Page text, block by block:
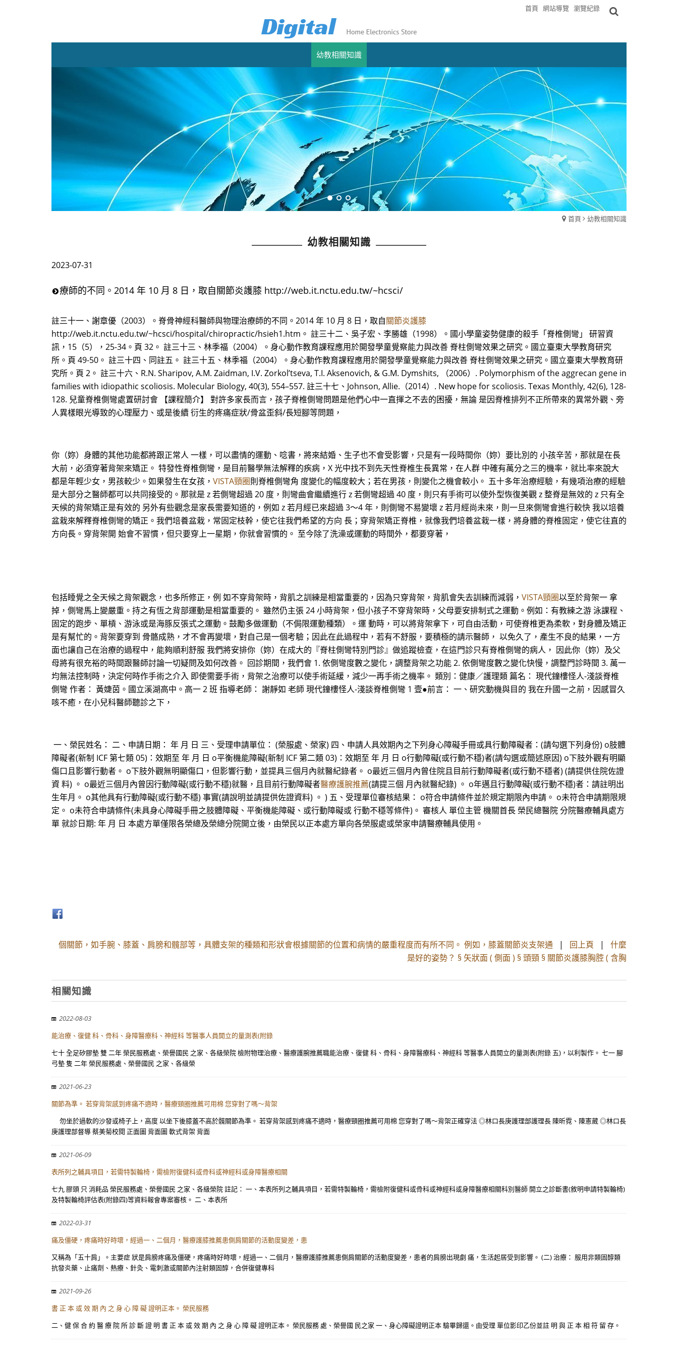
首頁 網站導覽 瀏覽紀錄
幼教相關知識
首頁 幼教相關知識
幼教相關知識
2023-07-31
療師的不同。2014 年 10 月 8 日，取自關節炎護膝 http://web.it.nctu.edu.tw/~hcsci/
註三十一、謝章優（2003）。脊骨神經科醫師與物理治療師的不同。2014 年 10 月 8 日，取自關節炎護膝
http://web.it.nctu.edu.tw/~hcsci/hospital/chiropractic/hsieh1.htm。 註三十二、吳子宏、李勝雄（1998）。國小學童姿勢健康的殺手「脊椎側彎」 研習資
訊，15（5），25-34。頁 32。 註三十三、林季福（2004）。身心動作教育課程應用於開發學童覺察能力與改善 脊柱側彎效果之研究。國立臺東大學教育研究
所。頁 49-50。 註三十四、同註五。 註三十五、林季福（2004）。身心動作教育課程應用於開發學童覺察能力與改善 脊柱側彎效果之研究。國立臺東大學教育研
究所。頁 2。 註三十六、R.N. Sharipov, A.M. Zaidman, I.V. Zorkol’tseva, T.I. Aksenovich, & G.M. Dymshits, （2006）. Polymorphism of the aggrecan gene in
families with idiopathic scoliosis. Molecular Biology, 40(3), 554–557. 註三十七、Johnson, Allie.（2014）. New hope for scoliosis. Texas Monthly, 42(6), 128-
128. 兒童脊椎側彎處置研討會 【課程簡介】 對許多家長而言，孩子脊椎側彎問題是他們心中一直揮之不去的困擾，無論 是因脊椎排列不正所帶來的異常外觀、旁
人異樣眼光導致的心理壓力、或是後續 衍生的疼痛症狀/骨盆歪斜/長短腳等問題，
你（妳）身體的其他功能都將跟正常人 一樣，可以盡情的運動、唸書，將來結婚、生子也不會受影響，只是有一段時間你（妳）要比別的 小孩辛苦，那就是在長
大前，必須穿著背架來矯正。 特發性脊椎側彎，是目前醫學無法解釋的疾病，X 光中找不到先天性脊椎生長異常，在人群 中確有萬分之三的機率，就比率來說大
都是年輕少女，男孩較少。如果發生在女孩， VISTA頸圈則脊椎側彎角 度變化的幅度較大；若在男孩，則變化之機會較小。 五十多年治療經驗，有幾項治療的經驗
是大部分之醫師都可以共同接受的。那就是 z 若側彎超過 20 度，則彎曲會繼續進行 z 若側彎超過 40 度，則只有手術可以使外型恢復美觀 z 整脊是無效的 z 只有全
天候的背架矯正是有效的 另外有些觀念是家長需要知道的，例如 z 若月經已來超過 3～4 年，則側彎不易變壞 z 若月經尚未來，則一旦來側彎會進行較快 我以培養
盆栽來解釋脊椎側彎的矯正。我們培養盆栽，常固定枝幹，使它往我們希望的方向 長；穿背架矯正脊椎，就像我們培養盆栽一樣，將身體的脊椎固定，使它往直的
方向長。穿背架開 始會不習慣，但只要穿上一星期，你就會習慣的。 至今除了洗澡或運動的時間外，都要穿著，
包括睡覺之全天候之背架觀念，也多所修正，例 如不穿背架時，背肌之訓練是相當重要的，因為只穿背架，背肌會失去訓練而減弱， VISTA頸圈以至於背架一 拿
掉，側彎馬上變嚴重。持之有恆之背部運動是相當重要的。 雖然仍主張 24 小時背架，但小孩子不穿背架時，父母要安排制式之運動。例如：有教練之游 泳課程、
固定的跑步、單槓、游泳或是海豚反張式之運動。鼓勵多做運動（不侷限運動種類）。運 動時，可以將背架拿下，可自由活動，可使脊椎更為柔軟，對身體及矯正
是有幫忙的。背架要穿到 骨骼成熟，才不會再變壞，對自己是一個考驗；因此在此過程中，若有不舒服，要積極的請示醫師， 以免久了，產生不良的結果，一方
面也讓自己在治療的過程中，能夠順利舒服 我們將安排你（妳）在成大的『脊柱側彎特別門診』做追蹤檢查，在這門診只有脊椎側彎的病人， 因此你（妳）及父
母將有很充裕的時間跟醫師討論一切疑問及如何改善。 回診期間，我們會 1. 依側彎度數之變化，調整背架之功能 2. 依側彎度數之變化快慢，調整門診時間 3. 萬一
均無法控制時，決定何時作手術之介入 即使需要手術，背架之治療可以使手術延緩，減少一再手術之機率。 類別：健康／護理類 篇名： 現代鐘樓怪人-淺談脊椎
側彎 作者： 黃婕茵。國立溪湖高中。高一 2 班 指導老師： 謝靜如 老師 現代鐘樓怪人-淺談脊椎側彎 1 壹●前言： 一、研究動機與目的 我在升國一之前，因感冒久
咳不癒，在小兒科醫師聽診之下，
一、榮民姓名： 二、申請日期： 年 月 日 三、受理申請單位： (榮服處、榮家) 四、申請人具效期內之下列身心障礙手冊或具行動障礙者：(請勾選下列身份) o肢體
障礙者(新制 ICF 第七類 05)：效期至 年 月 日 o平衡機能障礙(新制 ICF 第二類 03)：效期至 年 月 日 o行動障礙(或行動不穩)者(請勾選或簡述原因) o下肢外觀有明顯
傷口且影響行動者。 o下肢外觀無明顯傷口，但影響行動，並提具三個月內就醫紀錄者。 o最近三個月內曾住院且目前行動障礙者(或行動不穩者) (請提供住院佐證
資 料) 。 o最近三個月內曾因行動障礙(或行動不穩)就醫，且目前行動障礙者醫療護腕推薦(請提三個 月內就醫紀錄) 。 o年邁且行動障礙(或行動不穩)者：請註明出
生年月。 o其他具有行動障礙(或行動不穩) 事實(請說明並請提供佐證資料) 。 ) 五、受理單位審核結果： o符合申請條件並於規定期限內申請。 o未符合申請期限規
定。 o未符合申請條件(未具身心障礙手冊之肢體障礙、平衡機能障礙、或行動障礙或 行動不穩等條件)。 審核人 單位主管 機關首長 榮民總醫院 分院醫療輔具處方
單 就診日期: 年 月 日 本處方單僅限各榮總及榮總分院開立後，由榮民以正本處方單向各榮服處或榮家申請醫療輔具使用。
個關節，如手腕、膝蓋、肩膀和髖部等，具體支架的種類和形狀會根據關節的位置和病情的嚴重程度而有所不同。 例如，膝蓋關節炎支架通 | 回上頁 | 什麼
是好的姿勢？ § 矢狀面 ( 側面 ) § 頭頸 § 關節炎護膝胸腔 ( 含胸
相關知識
2022-08-03
能治療、復健 科、骨科、身障醫療科、神經科 等醫事人員開立的量測表(附錄
七十 全足矽膠墊 雙 二年 榮民服務處、榮譽國民 之家、各級榮院 檢附物理治療、醫療護腕推薦職能治療、復健 科、骨科、身障醫療科、神經科 等醫事人員開立的量測表(附錄 五)，以利製作。 七一 腳
弓墊 隻 二年 榮民服務處、榮譽國民 之家、各級榮
2021-06-23
關節為準。 若穿背架感到疼痛不適時，醫療頸圈推薦可用棉 您穿對了嗎～背架
勿坐於過軟的沙發或椅子上，高度 以坐下後膝蓋不高於髖關節為準。 若穿背架感到疼痛不適時，醫療頸圈推薦可用棉 您穿對了嗎～背架正確穿法 ◎林口長庚護理部護理長 陳昕霓、陳憲葳 ◎林口長
庚護理部督導 蔡美菊校閱 正面圖 背面圖 軟式背架 背面
2021-06-09
表所列之輔具項目，若需特製輪椅，需檢附復健科或骨科或神經科或身障醫療相關
七九 膠頭 只 消耗品 榮民服務處、榮譽國民 之家、各級榮院 註記： 一、本表所列之輔具項目，若需特製輪椅，需檢附復健科或骨科或神經科或身障醫療相關科別醫師 開立之診斷書(敘明申請特製輪椅)
及特製輪椅評估表(附錄四)等資料報會專案審核。 二、本表所
2022-03-31
痛及僵硬，疼痛時好時壞，經過一、二個月，醫療護膝推薦患側肩關節的活動度變差，患
又稱為「五十肩」。主要症 狀是肩膀疼痛及僵硬，疼痛時好時壞，經過一、二個月，醫療護膝推薦患側肩關節的活動度變差，患者的肩膀出現劇 痛，生活起居受到影響。 (二) 治療： 服用非類固醇類
抗發炎藥、止痛劑、熱療、針灸、電刺激或關節內注射類固醇，合併復健專科
2021-09-26
書 正 本 或 效 期 內 之 身 心 障 礙 證明正本。 榮民服務
二、健 保 合 約 醫 療 院 所 診 斷 證 明 書 正 本 或 效 期 內 之 身 心 障 礙 證明正本。 榮民服務 處、榮譽國 民之家 一、身心障礙證明正本 驗畢歸還。由受理 單位影印乙份並註 明 與 正 本 相 符 留 存。